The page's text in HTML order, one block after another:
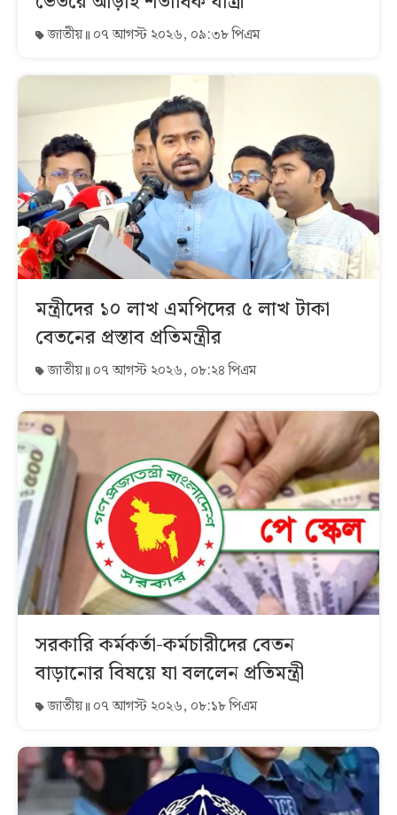
জাতীয় ০৭ আগস্ট ২০২৬, ০৯:৩৮ পিএম
মন্ত্রীদের ১০ লাখ এমপিদের ৫ লাখ টাকা
বেতনের প্রস্তাব প্রতিমন্ত্রীর
জাতীয় ০৭ আগস্ট ২০২৬, ০৮:২৪ পিএম
সরকারি কর্মকর্তা-কর্মচারীদের বেতন
বাড়ানোর বিষয়ে যা বললেন প্রতিমন্ত্রী
জাতীয় ০৭ আগস্ট ২০২৬, ০৮:১৮ পিএম